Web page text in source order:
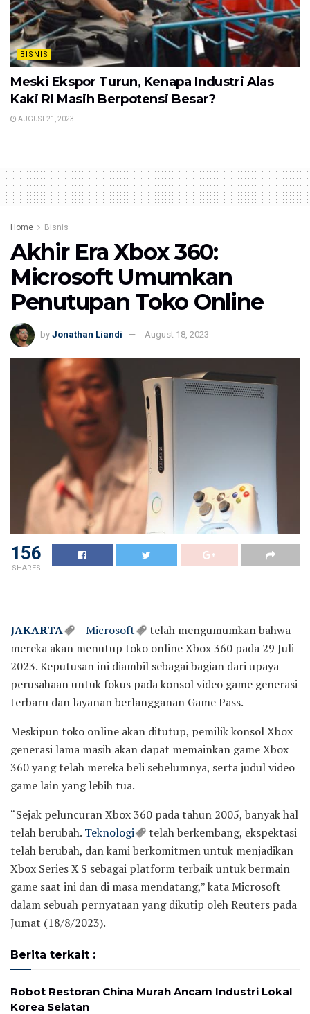
BISNIS
Meski Ekspor Turun, Kenapa Industri Alas
Kaki RI Masih Berpotensi Besar?
AUGUST 21, 2023
Home Bisnis
Akhir Era Xbox 360:
Microsoft Umumkan
Penutupan Toko Online
by Jonathan Liandi August 18, 2023
156
SHARES
JAKARTA –Microsoft
telah mengumumkan bahwa
mereka akan menutup toko online Xbox 360 pada 29 Juli
2023. Keputusan ini diambil sebagai bagian dari upaya
perusahaan untuk fokus pada konsol video game generasi
terbaru dan layanan berlangganan Game Pass.
Meskipun toko online akan ditutup, pemilik konsol Xbox
generasi lama masih akan dapat memainkan game Xbox
360 yang telah mereka beli sebelumnya, serta judul video
game lain yang lebih tua.
“Sejak peluncuran Xbox 360 pada tahun 2005, banyak hal
telah berubah. Teknologi
telah berkembang, ekspektasi
telah berubah, dan kami berkomitmen untuk menjadikan
Xbox Series X|S sebagai platform terbaik untuk bermain
game saat ini dan di masa mendatang,” kata Microsoft
dalam sebuah pernyataan yang dikutip oleh Reuters pada
Jumat (18/8/2023).
Berita terkait :
Robot Restoran China Murah Ancam Industri Lokal
Korea Selatan